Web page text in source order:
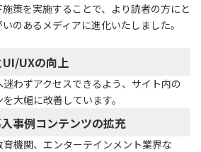
策を実施することで、より読者の方にと
のあるメディアに進化いたしました。
UXの向上
わずアクセスできるよう、サイト内の
大幅に改善しています。
事例コンテンツの拡充
機関、エンターテインメント業界な